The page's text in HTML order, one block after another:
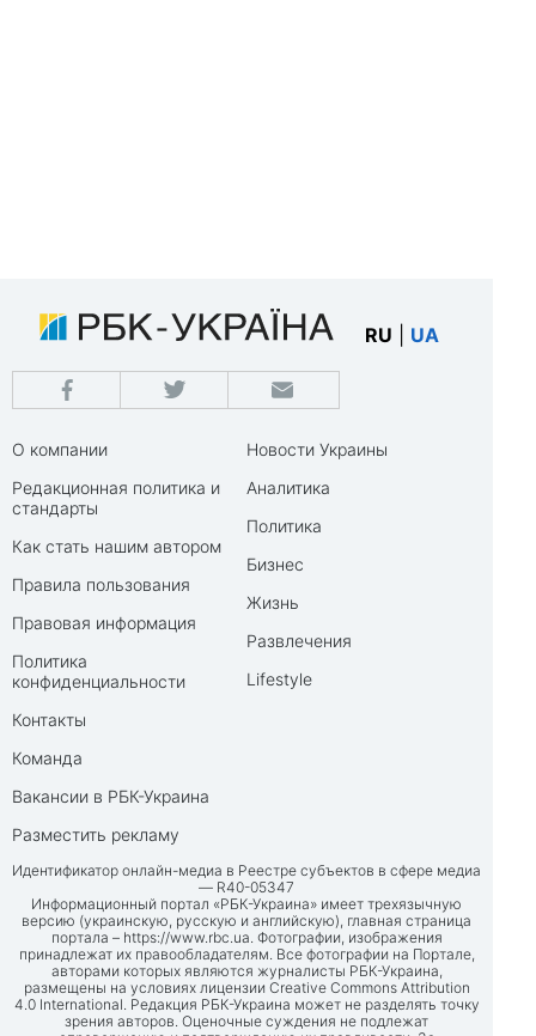
RU UA
О компании
Редакционная политика и
стандарты
Как стать нашим автором
Правила пользования
Правовая информация
Политика
конфиденциальности
Контакты
Команда
Вакансии в РБК-Украина
Разместить рекламу
Новости Украины
Аналитика
Политика
Бизнес
Жизнь
Развлечения
Lifestyle
Идентификатор онлайн-медиа в Реестре субъектов в сфере медиа
— R40-05347
Информационный портал «РБК-Украина» имеет трехязычную
версию (украинскую, русскую и английскую), главная страница
портала – https://www.rbc.ua. Фотографии, изображения
принадлежат их правообладателям. Все фотографии на Портале,
авторами которых являются журналисты РБК-Украина,
размещены на условиях лицензии Creative Commons Attribution
4.0 International. Редакция РБК-Украина может не разделять точку
зрения авторов. Оценочные суждения не подлежат